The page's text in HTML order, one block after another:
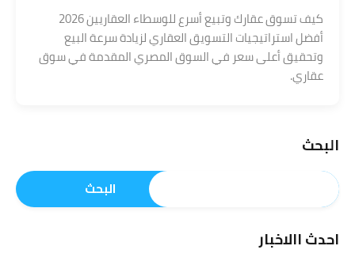
كيف تسوق عقارك وتبيع أسرع للوسطاء العقاريين 2026
أفضل استراتيجيات التسويق العقاري لزيادة سرعة البيع
وتحقيق أعلى سعر في السوق المصري المقدمة في سوق
عقاري.
البحث
البحث
احدث االاخبار